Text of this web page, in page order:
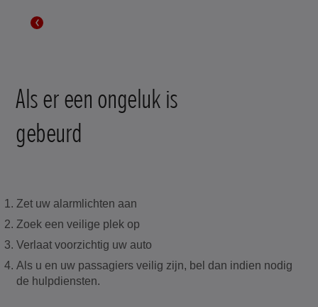
Als er een ongeluk is
gebeurd
Zet uw alarmlichten aan
Zoek een veilige plek op
Verlaat voorzichtig uw auto
Als u en uw passagiers veilig zijn, bel dan indien nodig
de hulpdiensten.